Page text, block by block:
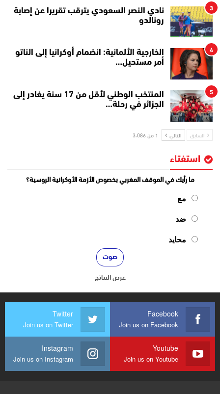
3
نادي النصر السعودي يترقب تقريرا عن إصابة
رونالدو
4
الخارجية الألمانية: انضمام أوكرانيا إلى الناتو
أمر مستحيل…
5
المنتخب الوطني لأقل من 17 سنة يغادر إلى
الجزائر في رحلة…
السابق التالي 1 من 3٬086
استفتاء
ما رأيك في الموقف المغربي بخصوص الأزمة الأوكرانية الروسية؟
مع
ضد
محايد
عرض النتائج
Facebook
Join us on Facebook
Twitter
Join us on Twitter
Youtube
Join us on Youtube
Instagram
Join us on Instagram